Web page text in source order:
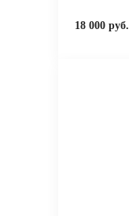
18 000 руб.